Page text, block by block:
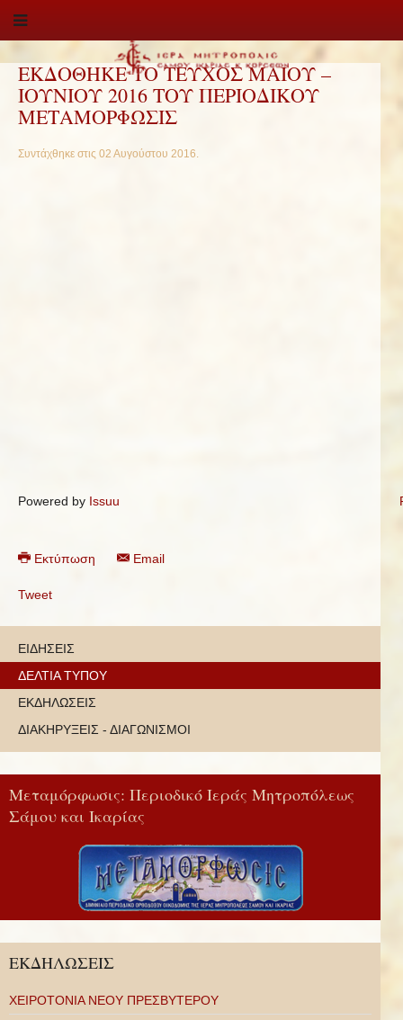
ΕΚΔΟΘΗΚΕ ΤΟ ΤΕΥΧΟΣ ΜΑΙΟΥ –
ΙΟΥΝΙΟΥ 2016 ΤΟΥ ΠΕΡΙΟΔΙΚΟΥ
ΜΕΤΑΜΟΡΦΩΣΙΣ
Συντάχθηκε στις 02 Αυγούστου 2016.
Powered by Issuu
Εκτύπωση Email
Tweet
ΕΙΔΗΣΕΙΣ
ΔΕΛΤΙΑ ΤΥΠΟΥ
ΕΚΔΗΛΩΣΕΙΣ
ΔΙΑΚΗΡΥΞΕΙΣ - ΔΙΑΓΩΝΙΣΜΟΙ
Μεταμόρφωσις: Περιοδικό Ιεράς Μητροπόλεως
Σάμου και Ικαρίας
ΕΚΔΗΛΩΣΕΙΣ
ΧΕΙΡΟΤΟΝΙΑ ΝΕΟΥ ΠΡΕΣΒΥΤΕΡΟΥ